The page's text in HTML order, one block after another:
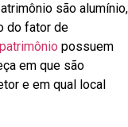
são alumínio,
do fator de
possuem
em que são
e em qual local